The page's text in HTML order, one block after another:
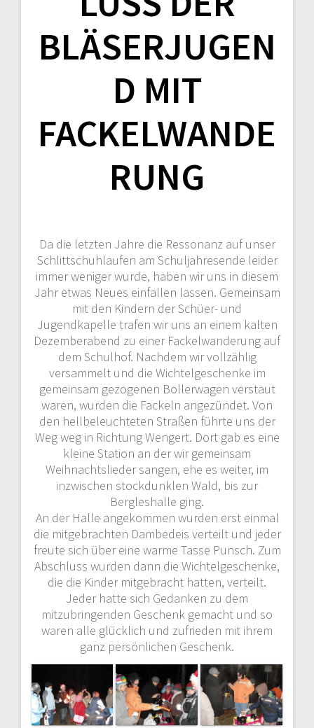
BLÄSERJUGEN
D MIT
FACKELWANDE
RUNG
Da die letzten Jahre die Ressonanz auf unser
Schlittschuhlaufen am Schuljahresende leider
immer weniger wurde, haben wir uns in diesem
Jahr etwas Neues einfallen lassen. Gemeinsam
mit den Kindern der Schüer- und
Jugendkapelle trafen wir uns an einem kalten
Dezemberabend zu einer Fackelwanderung auf
dem Schulhof. Nachdem wir vollzählig
versammelt und die Wichtelgeschenke im
gemeinsam gezogenen Bollerwagen verstaut
waren, wurden die Fackeln angezündet. Von
den hellbeleuchteten Straßen führte uns der
Weg weg in Richtung Wengert. Dort gab es eine
kleine Station an der wir gemeinsam
Weihnachtslieder sangen, ehe es weiter, im
inzwischen stockdunklen Wald, bis zur
Bergleshalle ging.
An der Halle angekommen wurden erst einmal
die mitgebrachten Dambedeis verteilt und jeder
freute sich über eine warme Tasse Punsch. Zum
Abschluss wurden dann die Wichtelgeschenke,
die die Kinder mitgebracht hatten, verteilt.
Jeder hatte sich Gedanken zu dem
mitzubringenden Geschenk gemacht und so
waren alle glücklich und zufrieden mit ihrem
ganz persönlichen Geschenk.